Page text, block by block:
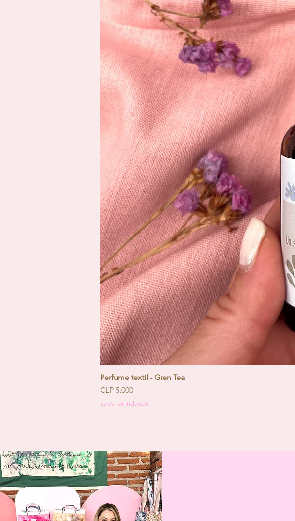
Perfume textil - Gren Tea
Price
CLP 5,000
Sales Tax Included